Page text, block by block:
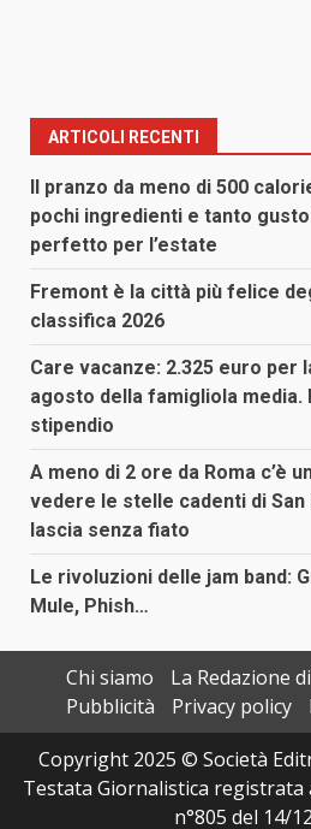
ARTICOLI RECENTI
Il pranzo da meno di 500
pochi ingredienti e tanto
perfetto per l’estate
Fremont è la città più felice
classifica 2026
Care vacanze: 2.325 euro per
agosto della famigliola media.
stipendio
A meno di 2 ore da Roma c’è
vedere le stelle cadenti di
lascia senza fiato
Le rivoluzioni delle jam band:
Mule, Phish…
Chi siamo
La Redazione
Pubblicità
Privacy policy
Copyright 2025 © Società
Testata Giornalistica registrata
n°805 del 14/